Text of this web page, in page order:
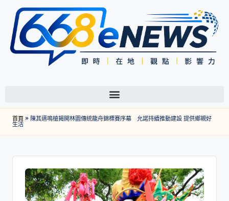
首頁» 陳其邁鳴槍揭開林園傳統龍舟錦標賽序幕 允諾持續推動建設 提供鄉親好
生活